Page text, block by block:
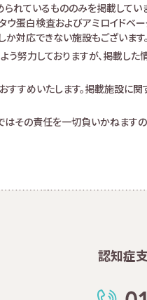
ているもののみを掲載してい
蛋白検査およびアミロイドベ
対応できない施設もございます。
努力しておりますが、掲載し
すめいたします。掲載施設に
その責任を一切負いかねますの
認知症